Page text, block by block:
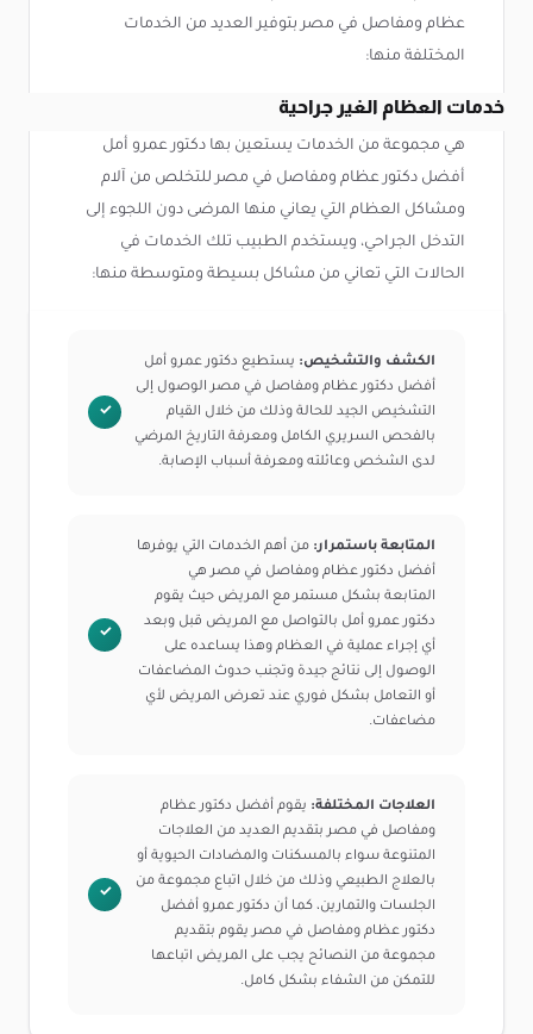
عظام ومفاصل في مصر بتوفير العديد من الخدمات
المختلفة منها:
خدمات العظام الغير جراحية
هي مجموعة من الخدمات يستعين بها دكتور عمرو أمل
أفضل دكتور عظام ومفاصل في مصر للتخلص من آلام
ومشاكل العظام التي يعاني منها المرضى دون اللجوء إلى
التدخل الجراحي، ويستخدم الطبيب تلك الخدمات في
الحالات التي تعاني من مشاكل بسيطة ومتوسطة منها:
الكشف والتشخيص: يستطيع دكتور عمرو أمل
أفضل دكتور عظام ومفاصل في مصر الوصول إلى
التشخيص الجيد للحالة وذلك من خلال القيام
بالفحص السريري الكامل ومعرفة التاريخ المرضي
لدى الشخص وعائلته ومعرفة أسباب الإصابة.
المتابعة باستمرار: من أهم الخدمات التي يوفرها
أفضل دكتور عظام ومفاصل في مصر هي
المتابعة بشكل مستمر مع المريض حيث يقوم
دكتور عمرو أمل بالتواصل مع المريض قبل وبعد
أي إجراء عملية في العظام وهذا يساعده على
الوصول إلى نتائج جيدة وتجنب حدوث المضاعفات
أو التعامل بشكل فوري عند تعرض المريض لأي
مضاعفات.
العلاجات المختلفة: يقوم أفضل دكتور عظام
ومفاصل في مصر بتقديم العديد من العلاجات
المتنوعة سواء بالمسكنات والمضادات الحيوية أو
بالعلاج الطبيعي وذلك من خلال اتباع مجموعة من
الجلسات والتمارين، كما أن دكتور عمرو أفضل
دكتور عظام ومفاصل في مصر يقوم بتقديم
مجموعة من النصائح يجب على المريض اتباعها
للتمكن من الشفاء بشكل كامل.